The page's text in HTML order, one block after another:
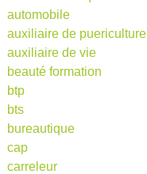
automobile
auxiliaire de puericulture
auxiliaire de vie
beauté formation
btp
bts
bureautique
cap
carreleur